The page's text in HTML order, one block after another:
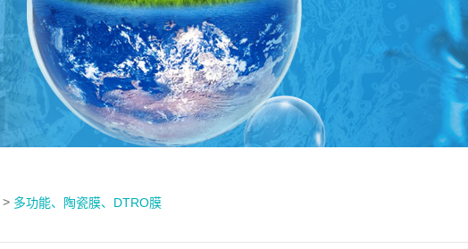
> 多功能、陶瓷膜、DTRO膜